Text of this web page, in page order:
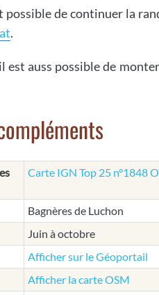
possible de continuer la
.
est auss possible de
Carte IGN Top 25 n°1848
Bagnères de Luchon
Juin à octobre
Afficher sur le Géoportail
Afficher la carte OSM